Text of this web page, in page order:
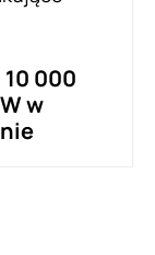
000
w